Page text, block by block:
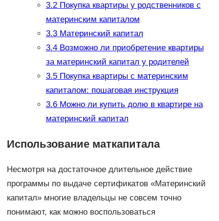
3.2Покупка квартиры у родственников с
материнским капиталом
3.3Материнский капитал
3.4Возможно ли приобретение квартиры
за материнский капитал у родителей
3.5Покупка квартиры с материнским
капиталом: пошаговая инструкция
3.6Можно ли купить долю в квартире на
материнский капитал
Использование маткапитала
Несмотря на достаточное длительное действие
программы по выдаче сертификатов «Материнский
капитал» многие владельцы не совсем точно
понимают, как можно воспользоваться